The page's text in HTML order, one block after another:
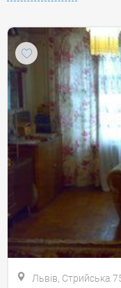
Львів, Стрийська